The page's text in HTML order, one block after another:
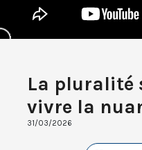
La pluralité
vivre la
31/03/2026